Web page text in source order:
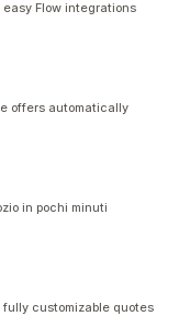
easy Flow integrations
offers automatically
in pochi minuti
customizable quotes